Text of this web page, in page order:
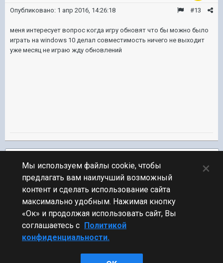
#13
Опубликовано: 1 апр 2016, 14:26:18
меня интересует вопрос когда игру обновят что бы можно было
играть на windows 10 делал совместимость ничего не выходит
уже месяц не играю жду обновлений
ПЕРЕЙТИ К СПИСКУ ТЕМ
Фидбек
Стиль
Мы используем файлы cookie, чтобы
предлагать вам наилучший возможный
контент и сделать использование сайта
максимально удобным. Нажимая кнопку
«Ок» и продолжая использовать сайт, Вы
соглашаетесь с Политикой
конфиденциальности.
×